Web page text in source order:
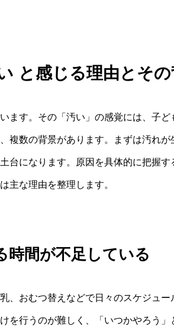
と感じる理由とそ
ます。その「汚い」の感覚には、子ど
複数の背景があります。まずは汚れが
台になります。原因を具体的に把握す
主な理由を整理します。
時間が不足している
、おむつ替えなどで日々のスケジュー
を行うのが難しく、「いつかやろう」